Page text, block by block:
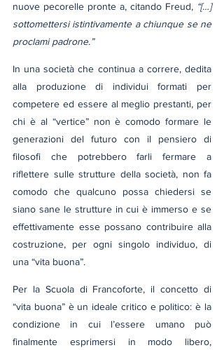
nuove pecorelle pronte a, citando Freud, “[…]
sottomettersi istintivamente a chiunque se ne
proclami padrone.”
In una società che continua a correre, dedita
alla produzione di individui formati per
competere ed essere al meglio prestanti, per
chi è al “vertice” non è comodo formare le
generazioni del futuro con il pensiero di
filosofi che potrebbero farli fermare a
riflettere sulle strutture della società, non fa
comodo che qualcuno possa chiedersi se
siano sane le strutture in cui è immerso e se
effettivamente esse possano contribuire alla
costruzione, per ogni singolo individuo, di
una “vita buona”.
Per la Scuola di Francoforte, il concetto di
“vita buona” è un ideale critico e politico: è la
condizione in cui l’essere umano può
finalmente esprimersi in modo libero,